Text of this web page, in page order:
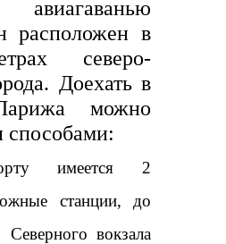
расположен в
северо-
Доехать в
можно
способами:
имеется 2
станции, до
вокзала